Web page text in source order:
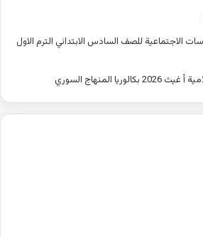
الاجتماعية للصف السادس الابتدائي الترم الاول
المنهاج السوري